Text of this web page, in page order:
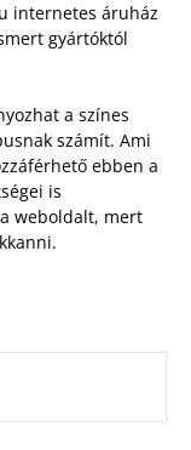
internetes áruház
gyártóktól
a színes
számít. Ami
ebben a
is
weboldalt, mert